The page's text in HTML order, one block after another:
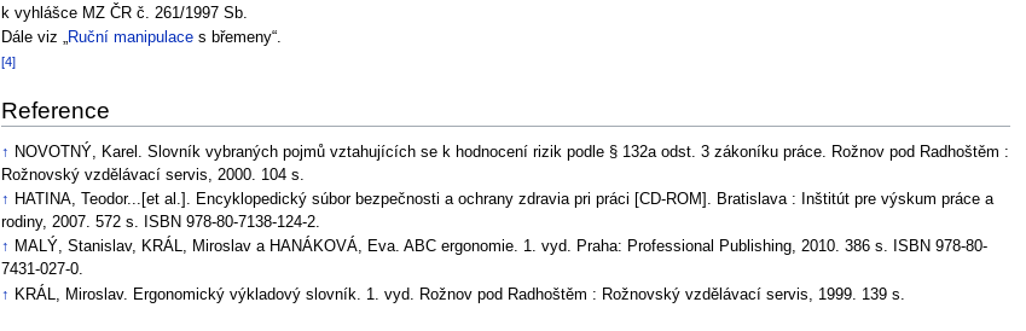
k vyhlášce MZ ČR č. 261/1997 Sb.
Dále viz „Ruční manipulace s břemeny“.
[4]
Reference
↑ NOVOTNÝ, Karel. Slovník vybraných pojmů vztahujících se k hodnocení rizik podle § 132a odst. 3 zákoníku práce. Rožnov pod Radhoštěm :
Rožnovský vzdělávací servis, 2000. 104 s.
↑ HATINA, Teodor...[et al.]. Encyklopedický súbor bezpečnosti a ochrany zdravia pri práci [CD-ROM]. Bratislava : Inštitút pre výskum práce a
rodiny, 2007. 572 s. ISBN 978-80-7138-124-2.
↑ MALÝ, Stanislav, KRÁL, Miroslav a HANÁKOVÁ, Eva. ABC ergonomie. 1. vyd. Praha: Professional Publishing, 2010. 386 s. ISBN 978-80-
7431-027-0.
↑ KRÁL, Miroslav. Ergonomický výkladový slovník. 1. vyd. Rožnov pod Radhoštěm : Rožnovský vzdělávací servis, 1999. 139 s.